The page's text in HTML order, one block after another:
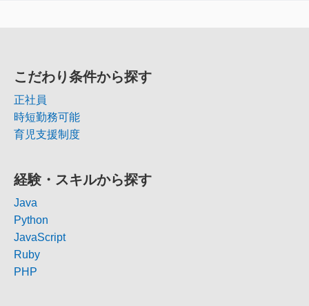
こだわり条件から探す
正社員
時短勤務可能
育児支援制度
経験・スキルから探す
Java
Python
JavaScript
Ruby
PHP